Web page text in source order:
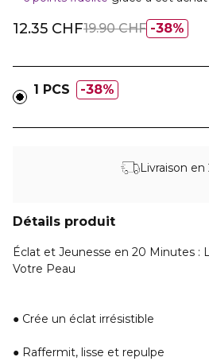
38%
12.35 CHF19.90 CHF
1 PCS 38%
Livraison en
Détails produit
Éclat et Jeunesse en 20 Minutes :
Votre Peau
● Crée un éclat irrésistible
● Raffermit, lisse et repulpe